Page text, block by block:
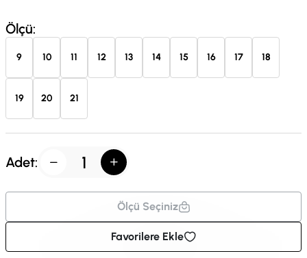
Ölçü:
9 10 11 12 13 14 15 16 17 18
19 20 21
Adet:
Ölçü Seçiniz
Favorilere Ekle